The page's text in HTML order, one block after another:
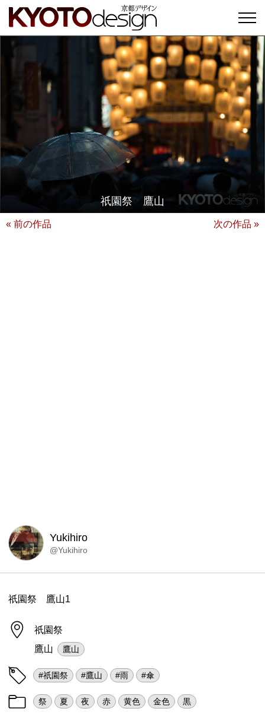
祇園祭 鷹山
« 前の作品 次の作品 »
Yukihiro
@Yukihiro
祇園祭 鷹山1
祇園祭
鷹山
鷹山
#祇園祭 #鷹山 #雨 #傘
祭 夏 夜 赤 黄色 金色 黒